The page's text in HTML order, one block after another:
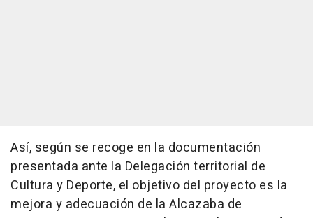
Así, según se recoge en la documentación
presentada ante la Delegación territorial de
Cultura y Deporte, el objetivo del proyecto es la
mejora y adecuación de la Alcazaba de